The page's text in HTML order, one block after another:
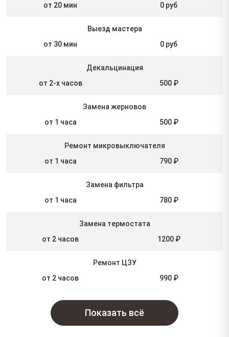
от 20 мин
0 руб
Выезд мастера
от 30 мин
0 руб
Декальцинация
от 2-х часов
500 ₽
Замена жерновов
от 1 часа
500 ₽
Ремонт микровыключателя
от 1 часа
790 ₽
Замена фильтра
от 1 часа
780 ₽
Замена термостата
от 2 часов
1200 ₽
Ремонт ЦЗУ
от 2 часов
990 ₽
Показать всё